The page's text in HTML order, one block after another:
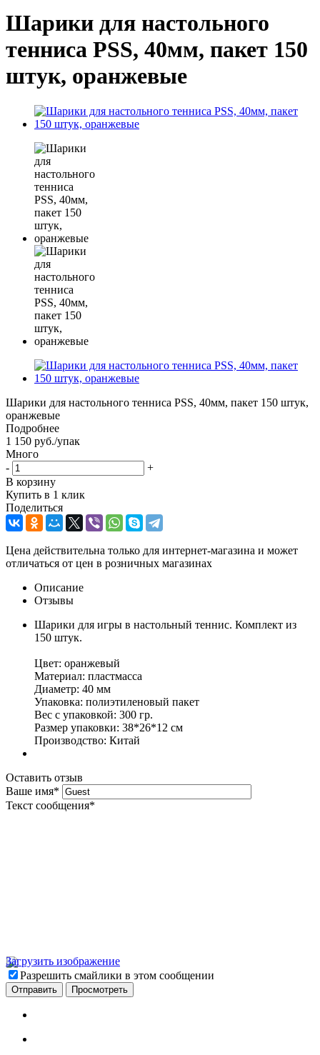
Шарики для настольного
тенниса PSS, 40мм, пакет 150
штук, оранжевые
Шарики для настольного тенниса PSS, 40мм, пакет 150 штук,
оранжевые
Подробнее
1 150 руб./упак
Много
-
+
В корзину
Купить в 1 клик
Поделиться
Цена действительна только для интернет-магазина и может
отличаться от цен в розничных магазинах
Описание
Отзывы
Шарики для игры в настольный теннис. Комплект из
150 штук.
Цвет: оранжевый
Материал: пластмасса
Диаметр: 40 мм
Упаковка: полиэтиленовый пакет
Вес с упаковкой: 300 гр.
Размер упаковки: 38*26*12 см
Производство: Китай
Оставить отзыв
Ваше имя*
Текст сообщения*
Загрузить изображение
Разрешить смайлики в этом сообщении